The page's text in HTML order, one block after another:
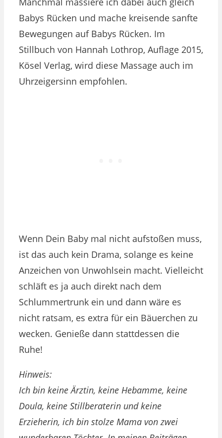
Babys Rücken und mache kreisende sanfte
Bewegungen auf Babys Rücken. Im
Stillbuch von Hannah Lothrop, Auflage 2015,
Kösel Verlag, wird diese Massage auch im
Uhrzeigersinn empfohlen.
Wenn Dein Baby mal nicht aufstoßen muss,
ist das auch kein Drama, solange es keine
Anzeichen von Unwohlsein macht. Vielleicht
schläft es ja auch direkt nach dem
Schlummertrunk ein und dann wäre es
nicht ratsam, es extra für ein Bäuerchen zu
wecken. Genieße dann stattdessen die
Ruhe!
Hinweis:
Ich bin keine Ärztin, keine Hebamme, keine
Doula, keine Stillberaterin und keine
Erzieherin, ich bin stolze Mama von zwei